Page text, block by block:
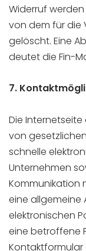
Widerruf
von dem für die
gelöscht. Eine
deutet die Fin-
7.
Die
von
schnelle
Unternehmen
Kommunikation
eine allgemeine
elektronischen
eine betroffene